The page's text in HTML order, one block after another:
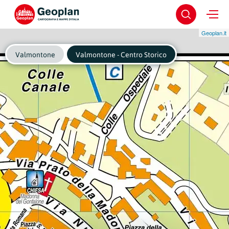
Geoplan.it
Valmontone Valmontone - Centro Storico